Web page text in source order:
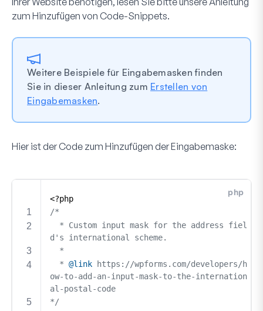
zum Hinzufügen von Code-Snippets.
Weitere Beispiele für Eingabemasken finden
Sie in dieser Anleitung zum Erstellen von
Eingabemasken.
Hier ist der Code zum Hinzufügen der Eingabemaske: